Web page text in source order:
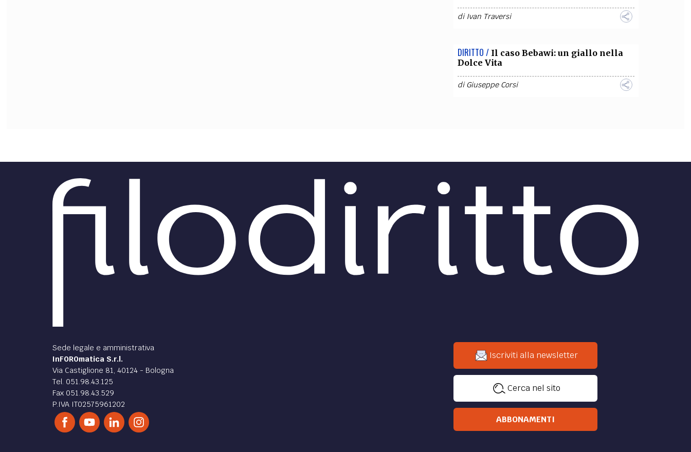
di Ivan Traversi
DIRITTO / Il caso Bebawi: un giallo nella
Dolce Vita
diGiuseppe Corsi
Sede legale e amministrativa
InFOROmatica S.r.l.
Via Castiglione 81, 40124 - Bologna
Tel. 051.98.43.125
Fax 051.98.43.529
P.IVA IT02575961202
Iscriviti alla newsletter
Cerca nel sito
ABBONAMENTI